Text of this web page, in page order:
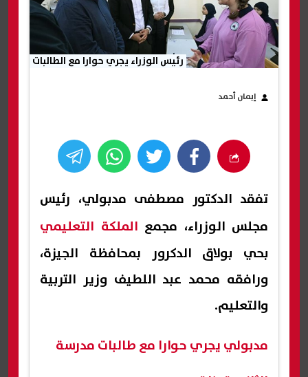
رئيس الوزراء يجري حوارا مع الطالبات
إيمان أحمد
تفقد الدكتور مصطفى مدبولي، رئيس
مجلس الوزراء، مجمع الملكة التعليمي
بحي بولاق الدكرور بمحافظة الجيزة،
ورافقه محمد عبد اللطيف وزير التربية
والتعليم.
مدبولي يجري حوارا مع طالبات مدرسة